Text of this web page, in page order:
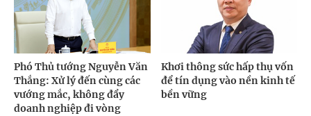
Phó Thủ tướng Nguyễn Văn
Thắng: Xử lý đến cùng các
vướng mắc, không đẩy
doanh nghiệp đi vòng
Khơi thông sức hấp thụ vốn
để tín dụng vào nền kinh tế
bền vững